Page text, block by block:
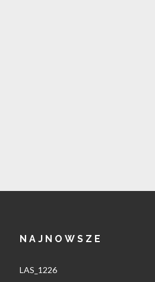
NAJNOWSZE
LAS_1226